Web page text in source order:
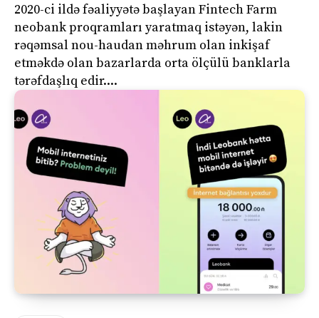
2020-ci ildə fəaliyyətə başlayan Fintech Farm
neobank proqramları yaratmaq istəyən, lakin
rəqəmsal nou-haudan məhrum olan inkişaf
etməkdə olan bazarlarda orta ölçülü banklarla
tərəfdaşlıq edir....